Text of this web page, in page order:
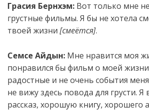
Грасия Бернхэм: Вот только мне
грустные фильмы. Я бы не хотела
твоей жизни [смеётся].
Семсе Айдын: Мне нравится моя
понравился бы фильм о моей
радостные и не очень события
не вижу здесь повода для грусти.
рассказ, хорошую книгу, хорошего